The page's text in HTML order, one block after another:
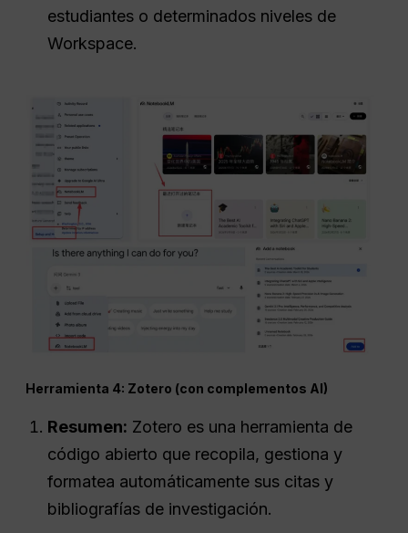
estudiantes o determinados niveles de
Workspace.
Herramienta 4: Zotero (con complementos AI)
Resumen: Zotero es una herramienta de
código abierto que recopila, gestiona y
formatea automáticamente sus citas y
bibliografías de investigación.